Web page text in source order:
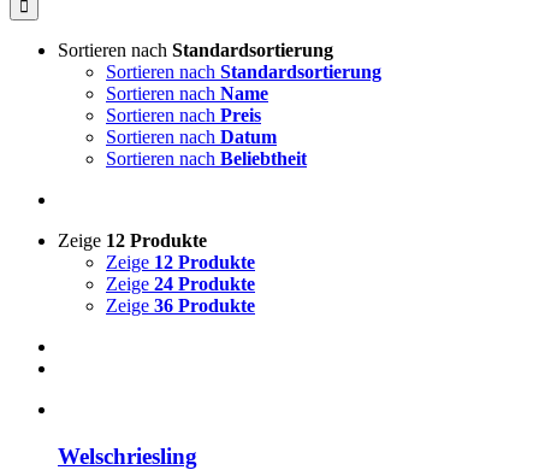
Sortieren nach Standardsortierung
Sortieren nach Standardsortierung
Sortieren nach Name
Sortieren nach Preis
Sortieren nach Datum
Sortieren nach Beliebtheit
Zeige 12 Produkte
Zeige 12 Produkte
Zeige 24 Produkte
Zeige 36 Produkte
Welschriesling